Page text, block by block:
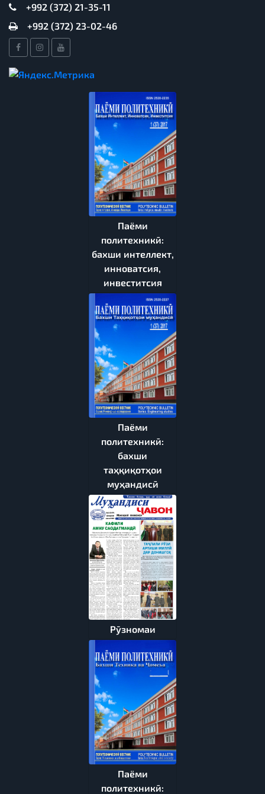
+992 (372) 21-35-11
+992 (372) 23-02-46
Паёми
политехникӣ:
бахши интеллект,
инноватсия,
инвеститсия
Паёми
политехникӣ:
бахши
таҳқиқотҳои
муҳандисӣ
Рӯзномаи
Паёми
политехникӣ: